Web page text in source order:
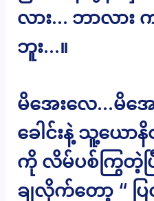
လား… ဘာလား
ဘူး…။
မိအေးလေ…မိအ
ခေါင်းနဲ့ သူ့ယော
ကို လိမ်ပစ်ကြွတဲ့ပ
ချလိုက်တော့ “